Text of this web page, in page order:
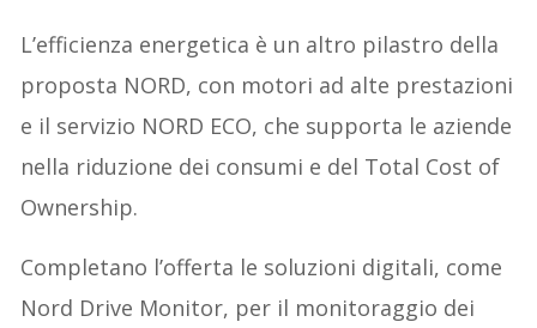
L’efficienza energetica è un altro pilastro della
proposta NORD, con motori ad alte prestazioni
e il servizio NORD ECO, che supporta le aziende
nella riduzione dei consumi e del Total Cost of
Ownership.
Completano l’offerta le soluzioni digitali, come
Nord Drive Monitor, per il monitoraggio dei